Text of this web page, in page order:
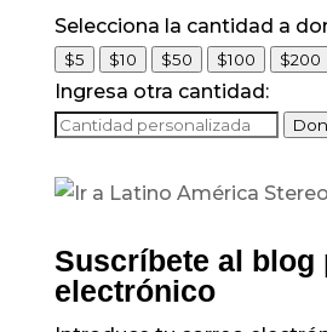
Selecciona la cantidad a
$5 $10 $50 $100 $200
Ingresa otra cantidad:
Suscríbete al blog
electrónico